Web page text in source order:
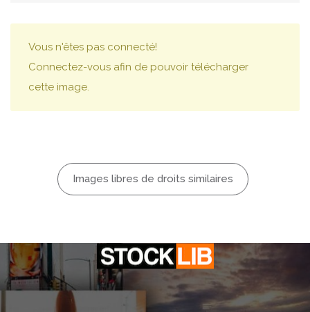
Vous n'êtes pas connecté!
Connectez-vous afin de pouvoir télécharger
cette image.
Images libres de droits similaires